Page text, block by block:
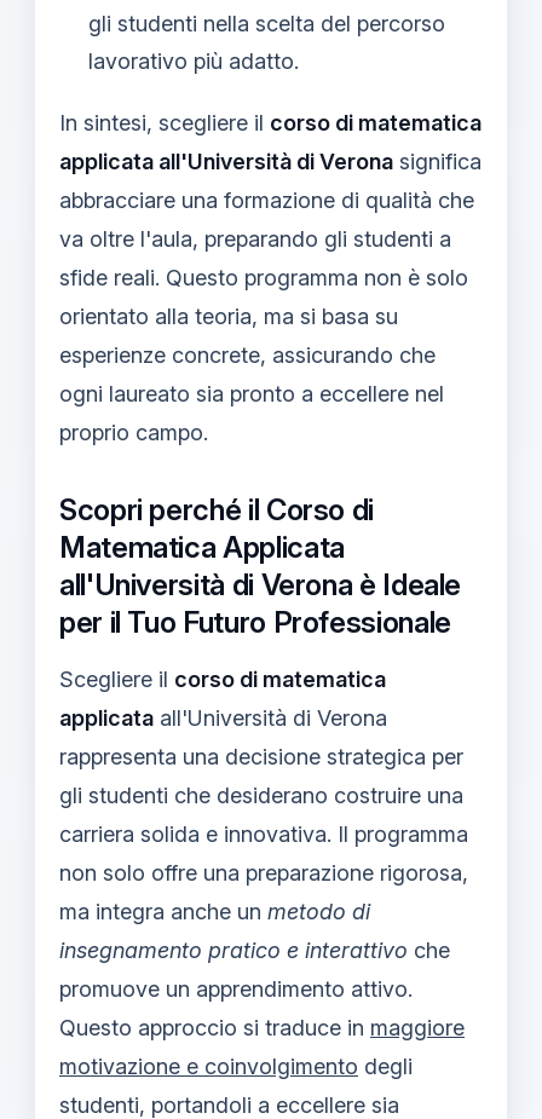
gli studenti nella scelta del percorso
lavorativo più adatto.
In sintesi, scegliere il corso di matematica
applicata all'Università di Verona significa
abbracciare una formazione di qualità che
va oltre l'aula, preparando gli studenti a
sfide reali. Questo programma non è solo
orientato alla teoria, ma si basa su
esperienze concrete, assicurando che
ogni laureato sia pronto a eccellere nel
proprio campo.
Scopri perché il Corso di
Matematica Applicata
all'Università di Verona è Ideale
per il Tuo Futuro Professionale
Scegliere il corso di matematica
applicata all'Università di Verona
rappresenta una decisione strategica per
gli studenti che desiderano costruire una
carriera solida e innovativa. Il programma
non solo offre una preparazione rigorosa,
ma integra anche un metodo di
insegnamento pratico e interattivo che
promuove un apprendimento attivo.
Questo approccio si traduce in maggiore
motivazione e coinvolgimento degli
studenti, portandoli a eccellere sia